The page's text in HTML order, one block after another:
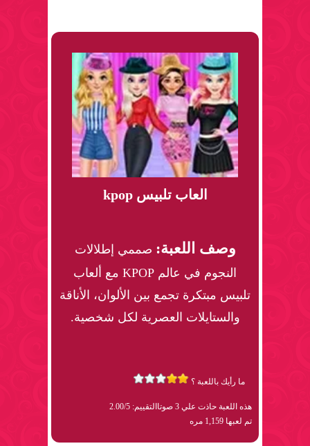
العاب تلبيس kpop
وصف اللعبة: صممي إطلالات
النجوم في عالم KPOP مع ألعاب
تلبيس مبتكرة تجمع بين الألوان، الأناقة
والستايلات العصرية لكل شخصية.
ما رأيك باللعبة ؟
هذه اللعبة حاذت علي 3 صوتا
التقييم: 2.00/5
تم لعبها 1,159 مره